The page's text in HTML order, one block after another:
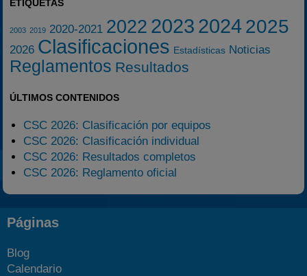
ETIQUETAS
2003 2019 2020-2021 2022 2023 20242025
2026 Clasificaciones Estadísticas Noticias
Reglamentos Resultados
ÚLTIMOS CONTENIDOS
CSC 2026: Clasificación por equipos
CSC 2026: Clasificación individual
CSC 2026: Resultados completos
CSC 2026: Reglamento oficial
Páginas
Blog
Calendario